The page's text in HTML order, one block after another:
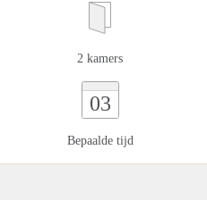
2 kamers
03
Bepaalde tijd